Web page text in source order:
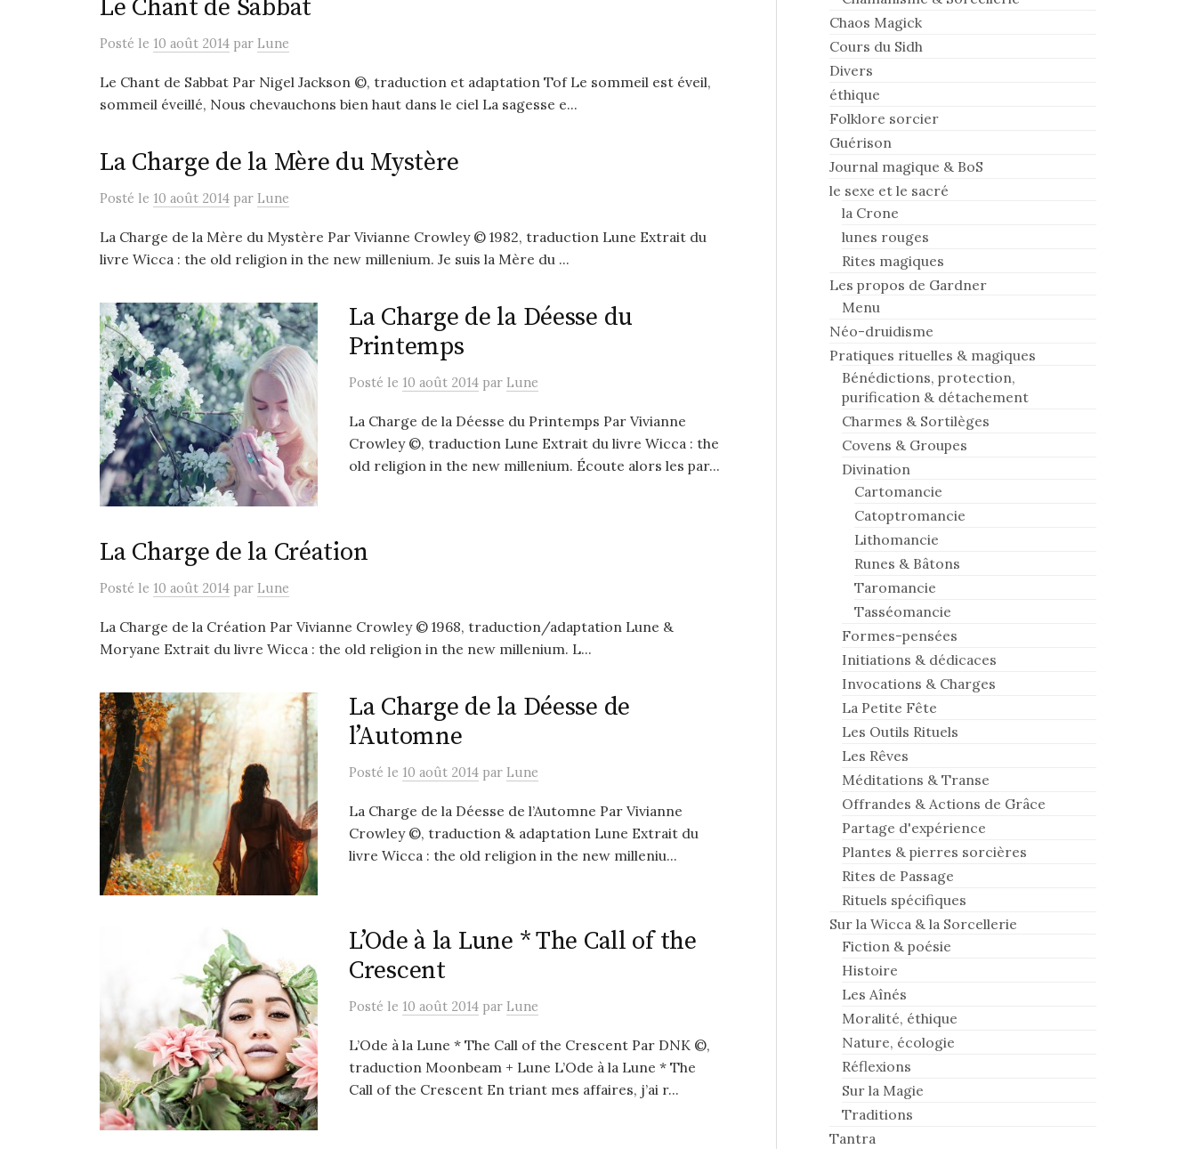
Le Chant de Sabbat
Posté le 10 août 2014 par Lune
Le Chant de Sabbat Par Nigel Jackson ©, traduction et adaptation Tof Le sommeil est éveil,
sommeil éveillé, Nous chevauchons bien haut dans le ciel La sagesse e...
La Charge de la Mère du Mystère
Posté le 10 août 2014 par Lune
La Charge de la Mère du Mystère Par Vivianne Crowley © 1982, traduction Lune Extrait du
livre Wicca : the old religion in the new millenium. Je suis la Mère du ...
La Charge de la Déesse du
Printemps
Posté le 10 août 2014 par Lune
La Charge de la Déesse du Printemps Par Vivianne
Crowley ©, traduction Lune Extrait du livre Wicca : the
old religion in the new millenium. Écoute alors les par...
La Charge de la Création
Posté le 10 août 2014 par Lune
La Charge de la Création Par Vivianne Crowley © 1968, traduction/adaptation Lune &
Moryane Extrait du livre Wicca : the old religion in the new millenium. L...
La Charge de la Déesse de
l’Automne
Posté le 10 août 2014 par Lune
La Charge de la Déesse de l’Automne Par Vivianne
Crowley ©, traduction & adaptation Lune Extrait du
livre Wicca : the old religion in the new milleniu...
L’Ode à la Lune * The Call of the
Crescent
Posté le 10 août 2014 par Lune
L’Ode à la Lune * The Call of the Crescent Par DNK ©,
traduction Moonbeam + Lune L’Ode à la Lune * The
Call of the Crescent En triant mes affaires, j’ai r...
Chaos Magick
Cours du Sidh
Divers
éthique
Folklore sorcier
Guérison
Journal magique & BoS
le sexe et le sacré
la Crone
lunes rouges
Rites magiques
Les propos de Gardner
Menu
Néo-druidisme
Pratiques rituelles & magiques
Bénédictions, protection,
purification & détachement
Charmes & Sortilèges
Covens & Groupes
Divination
Cartomancie
Catoptromancie
Lithomancie
Runes & Bâtons
Taromancie
Tasséomancie
Formes-pensées
Initiations & dédicaces
Invocations & Charges
La Petite Fête
Les Outils Rituels
Les Rêves
Méditations & Transe
Offrandes & Actions de Grâce
Partage d'expérience
Plantes & pierres sorcières
Rites de Passage
Rituels spécifiques
Sur la Wicca & la Sorcellerie
Fiction & poésie
Histoire
Les Aînés
Moralité, éthique
Nature, écologie
Réflexions
Sur la Magie
Traditions
Tantra